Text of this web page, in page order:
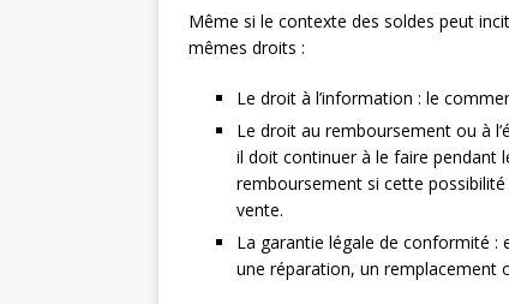
Même si le contexte des soldes peut
mêmes droits :
Le droit à l’information : le
Le droit au remboursement ou à
il doit continuer à le faire pendant
remboursement si cette
vente.
La garantie légale de conformité
une réparation, un remplacement